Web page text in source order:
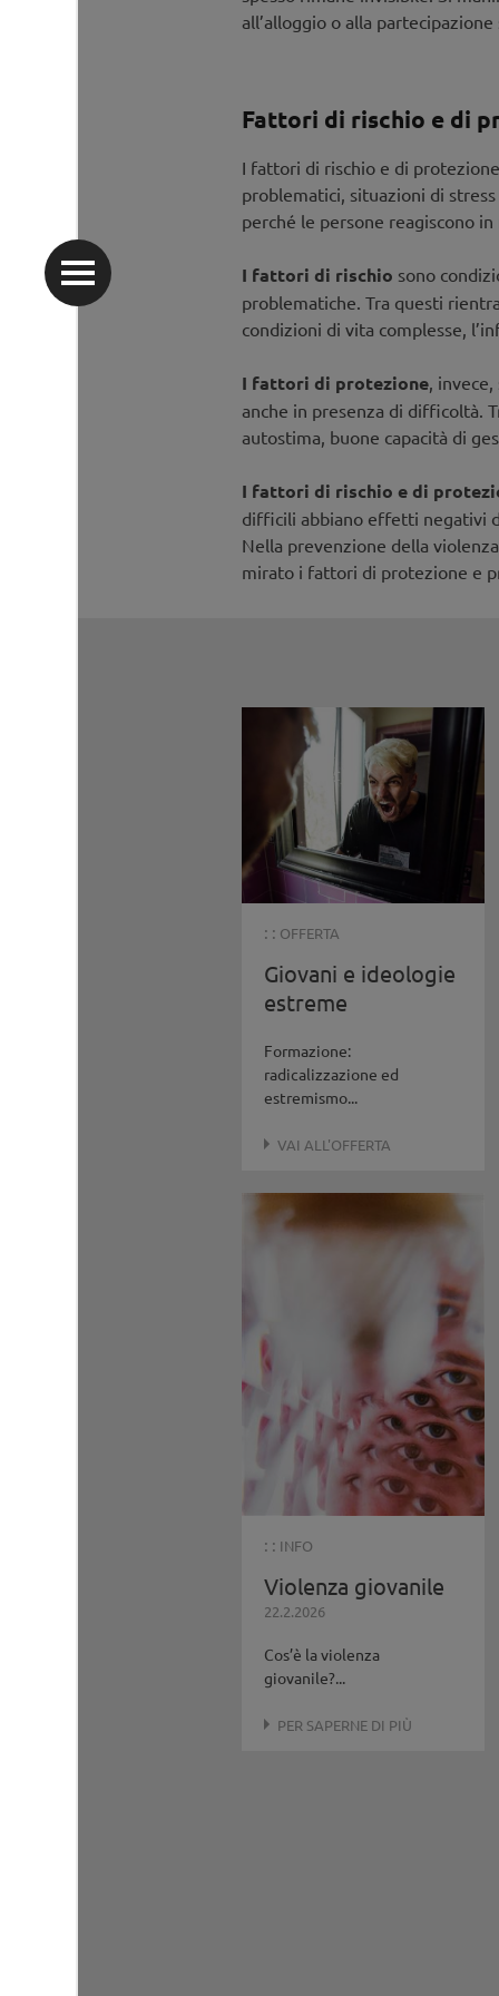
Scopri di più…
all’alloggio o alla partecipazione
Fattori di rischio e di
I fattori di rischio e di
problematici, situazioni di
perché le persone reagiscono
I fattori di rischio sono
problematiche. Tra questi
condizioni di vita complesse,
I fattori di protezione ,
anche in presenza di difficoltà.
autostima, buone capacità di
I fattori di rischio e di
difficili abbiano effetti negativi
Nella prevenzione della
mirato i fattori di protezione e
: : OFFERTA
Giovani e ideologie
estreme
Formazione:
radicalizzazione ed
estremismo...
VAI ALL'OFFERTA
: : INFO
Violenza giovanile
22.2.2026
Cos’è la violenza
giovanile?...
PER SAPERNE DI PIÙ